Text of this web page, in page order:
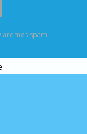
spam